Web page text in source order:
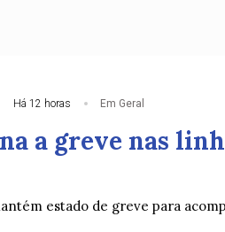
Há 12 horas Em Geral
a greve nas
estado de greve para